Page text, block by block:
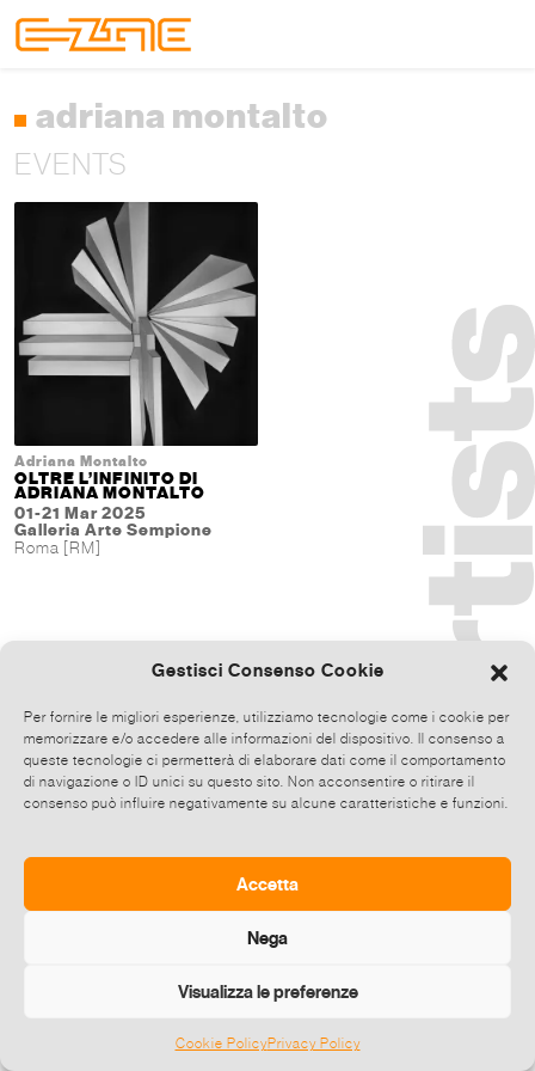
Gestisci Consenso Cookie
Per fornire le migliori esperienze, utilizziamo tecnologie come i cookie per
memorizzare e/o accedere alle informazioni del dispositivo. Il consenso a
queste tecnologie ci permetterà di elaborare dati come il comportamento
di navigazione o ID unici su questo sito. Non acconsentire o ritirare il
consenso può influire negativamente su alcune caratteristiche e funzioni.
Accetta
Nega
Visualizza le preferenze
Cookie PolicyPrivacy Policy
adriana montalto
EVENTS
Adriana Montalto
OLTRE L’INFINITO DI
ADRIANA MONTALTO
01-21 Mar 2025
Galleria Arte Sempione
Roma [RM]
©2026 E-zine